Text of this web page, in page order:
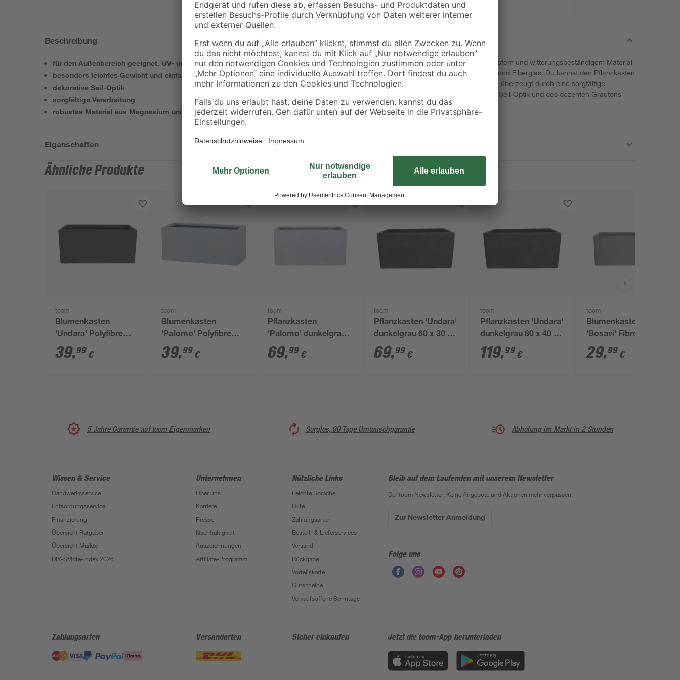
Beschreibung
für den Außenbereich geeignet, UV- und witterungsbeständig
besonders leichtes Gewicht und einfach zu bewegen
dekorative Seil-Optik
sorgfältige Verarbeitung
robustes Material aus Magnesium und Fiberglas
Das Pflanzgefäß 'Pacaya' besteht aus dem robustem und witterungsbeständigem Material
Fibre-Clay, einem Gemisch aus Magnesiumoxid und Fiberglas. Du kannst den Pflanzkasten
gut im Außenbereich einsetzen. Das Pflanzgefäß überzeugt durch eine sorgfältige
Verarbeitung und das leichte Gewicht. Dank der Seil-Optik und des dezenten Grautons
bringt der Topf deine Pflanzen gut zur Geltung.
Eigenschaften
Ähnliche Produkte
toom
Blumenkasten
'Undara' Polyfibre
Steinoptik dunkelgrau
50 x 21 x 21 cm
39,99 €
toom
Blumenkasten
'Palomo' Polyfibre
Betonoptik grau 50 x
21 x 21 cm
39,99 €
toom
Pflanzkasten
'Palomo' dunkelgrau
60 x 30 x 30 cm
69,99 €
toom
Pflanzkasten 'Undara'
dunkelgrau 60 x 30 x
30 cm
69,99 €
toom
Pflanzkasten 'Undara'
dunkelgrau 80 x 40 x
40 cm
119,99 €
toom
Blumenkasten
'Bosavi' Fibreclay
grau 44 x 22 x 20 cm
29,99 €
5 Jahre Garantie auf toom Eigenmarken Sorglos, 90 Tage Umtauschgarantie Abholung im Markt in 2 Stunden
Wissen & Service
Handwerksservice
Entsorgungsservice
Finanzierung
Übersicht Ratgeber
Übersicht Märkte
DIY-Städte-Index 2026
Unternehmen
Über uns
Karriere
Presse
Nachhaltigkeit
Auszeichnungen
Affiliate-Programm
Nützliche Links
Leichte Sprache
Hilfe
Zahlungsarten
Bestell- & Lieferservices
Versand
Rückgabe
Vorteilskarte
Gutscheine
Verkaufsoffene Sonntage
Bleib auf dem Laufenden mit unserem Newsletter
Der toom Newsletter: Keine Angebote und Aktionen mehr verpassen!
Zur Newsletter Anmeldung
Folge uns
Zahlungsarten Versandarten Sicher einkaufen Jetzt die toom-App herunterladen